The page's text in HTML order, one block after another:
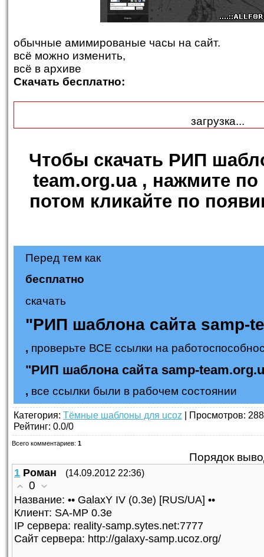
обычные амимированые часы на сайт.
всё можно изменить,
всё в архиве
Скачать бесплатно:
загрузка...
Чтобы скачать РИП
team.org.ua, нажмите
потом кликайте по
Перед тем как
бесплатно
скачать
"РИП шаблона сайта samp-
, проверьте ВСЕ ссылки на
"РИП шаблона сайта samp-
, все ссылки были в рабочем состоянии
Категория: Тёмные шаблоны для ucoz | Просмотров:
Рейтинг: 0.0/0
Всего комментариев: 1
Порядок
1 Роман (14.09.2012 22:36)
0
Название: •• GalaxY IV (0.3e) [RUS/UA] ••
Клиент: SA-MP 0.3e
IP сервера: reality-samp.sytes.net:7777
Сайт сервера: http://galaxy-samp.ucoz.org/